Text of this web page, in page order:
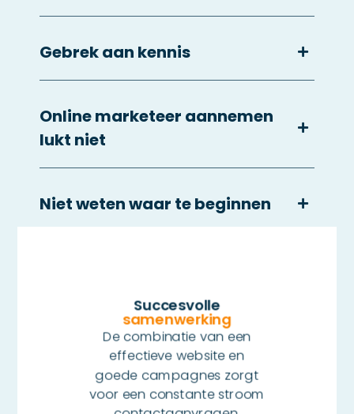
Gebrek aan kennis
Online marketeer aannemen
lukt niet
Niet weten waar te beginnen
Succesvolle
samenwerking
De combinatie van een
effectieve website en
goede campagnes zorgt
voor een constante stroom